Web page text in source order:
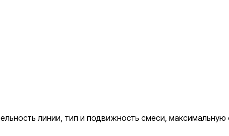
линии, тип и подвижность смеси,